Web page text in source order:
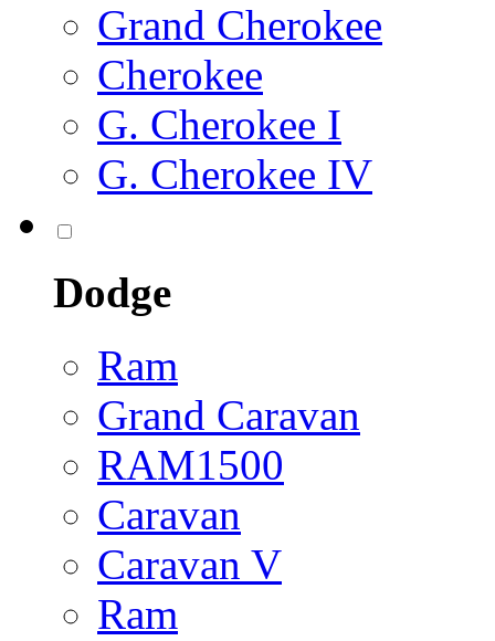
Grand Cherokee
Cherokee
G. Cherokee I
G. Cherokee IV
Dodge
Ram
Grand Caravan
RAM1500
Caravan
Caravan V
Ram